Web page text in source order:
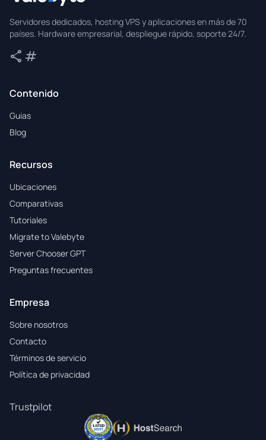
Servidores dedicados, hosting VPS y aplicaciones en más de 70
países. Hardware empresarial, despliegue rápido, soporte 24/7.
share Compartir
tag
Contenido
Guias
Blog
Recursos
Ubicaciones
Comparativas
Tutoriales
Migrate to Valebyte
Server Chooser GPT
Preguntas frecuentes
Empresa
Sobre nosotros
Contacto
Términos de servicio
Política de privacidad
Trustpilot